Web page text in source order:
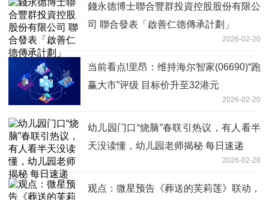
錢永德博士聯合豐群投資控股股份有限公
司 聯合發表「啟善仁德傳承計劃」
2026-02-20
当前看点!里昂：维持海尔智家(06690)“跑
赢大市”评级 目标价升至32港元
2026-02-20
幼儿园门口“烧脑”春联引热议，有人看半
天没读懂，幼儿园老师揭秘 每日速递
2026-02-20
观点：微星预告《葬送的芙莉莲》联动，